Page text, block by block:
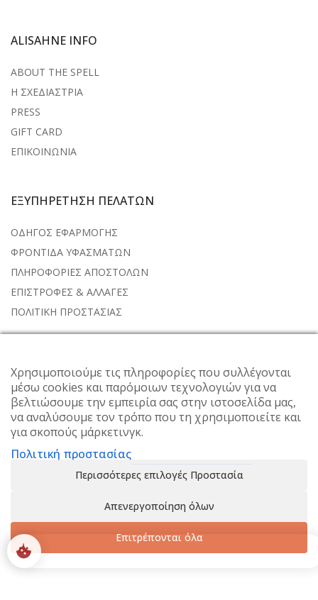
0
ALISAHNE INFO
ABOUT THE SPELL
Η ΣΧΕΔΙΑΣΤΡΙΑ
PRESS
GIFT CARD
ΕΠΙΚΟΙΝΩΝΙΑ
ΕΞΥΠΗΡΕΤΗΣΗ ΠΕΛΑΤΩΝ
ΟΔΗΓΟΣ ΕΦΑΡΜΟΓΗΣ
ΦΡΟΝΤΙΔΑ ΥΦΑΣΜΑΤΩΝ
ΠΛΗΡΟΦΟΡΙΕΣ ΑΠΟΣΤΟΛΩΝ
ΕΠΙΣΤΡΟΦΕΣ & ΑΛΛΑΓΕΣ
ΠΟΛΙΤΙΚΗ ΠΡΟΣΤΑΣΙΑΣ
Subscribe to the weekly newsletter for all the latest updates
Χρησιμοποιούμε τις πληροφορίες που συλλέγονται
μέσω cookies και παρόμοιων τεχνολογιών για να
βελτιώσουμε την εμπειρία σας στην ιστοσελίδα μας,
να αναλύσουμε τον τρόπο που τη χρησιμοποιείτε και
για σκοπούς μάρκετινγκ.
Πολιτική προστασίας
Περισσότερες επιλογές Προστασία
Απενεργοποίηση όλων
Επιτρέπονται όλα